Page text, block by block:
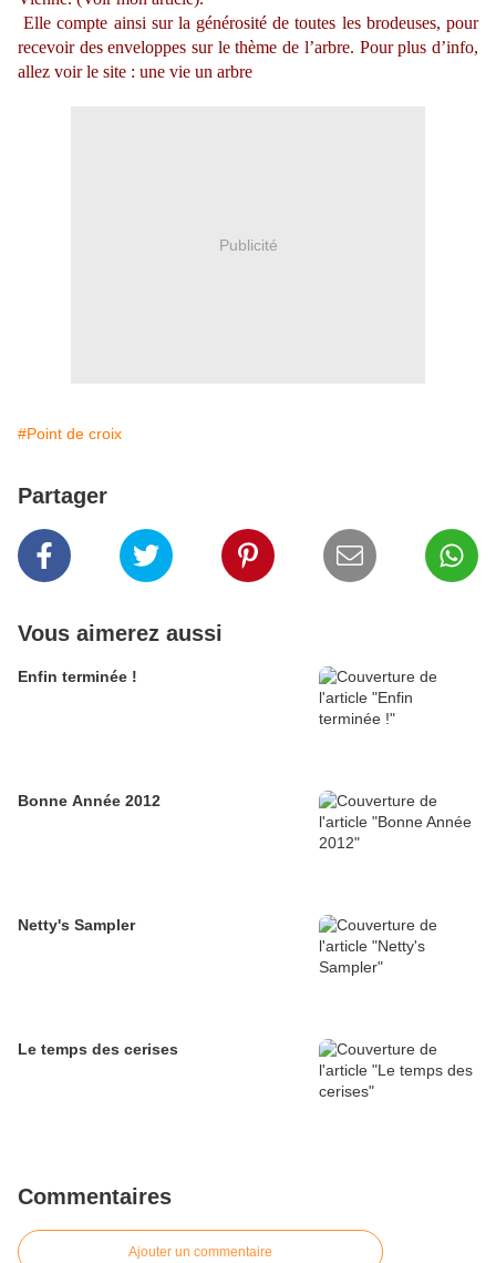
Elle compte ainsi sur la générosité de toutes les brodeuses, pour
recevoir des enveloppes sur le thème de l’arbre. Pour plus d’info,
allez voir le site : une vie un arbre
Publicité
#Point de croix
Partager
Vous aimerez aussi
Enfin terminée !
Bonne Année 2012
Netty's Sampler
Le temps des cerises
Commentaires
Ajouter un commentaire